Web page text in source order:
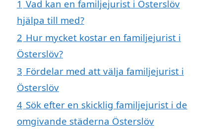
1 Vad kan en familjejurist i Österslöv
hjälpa till med?
2 Hur mycket kostar en familjejurist i
Österslöv?
3 Fördelar med att välja familjejurist i
Österslöv
4 Sök efter en skicklig familjejurist i de
omgivande städerna Österslöv